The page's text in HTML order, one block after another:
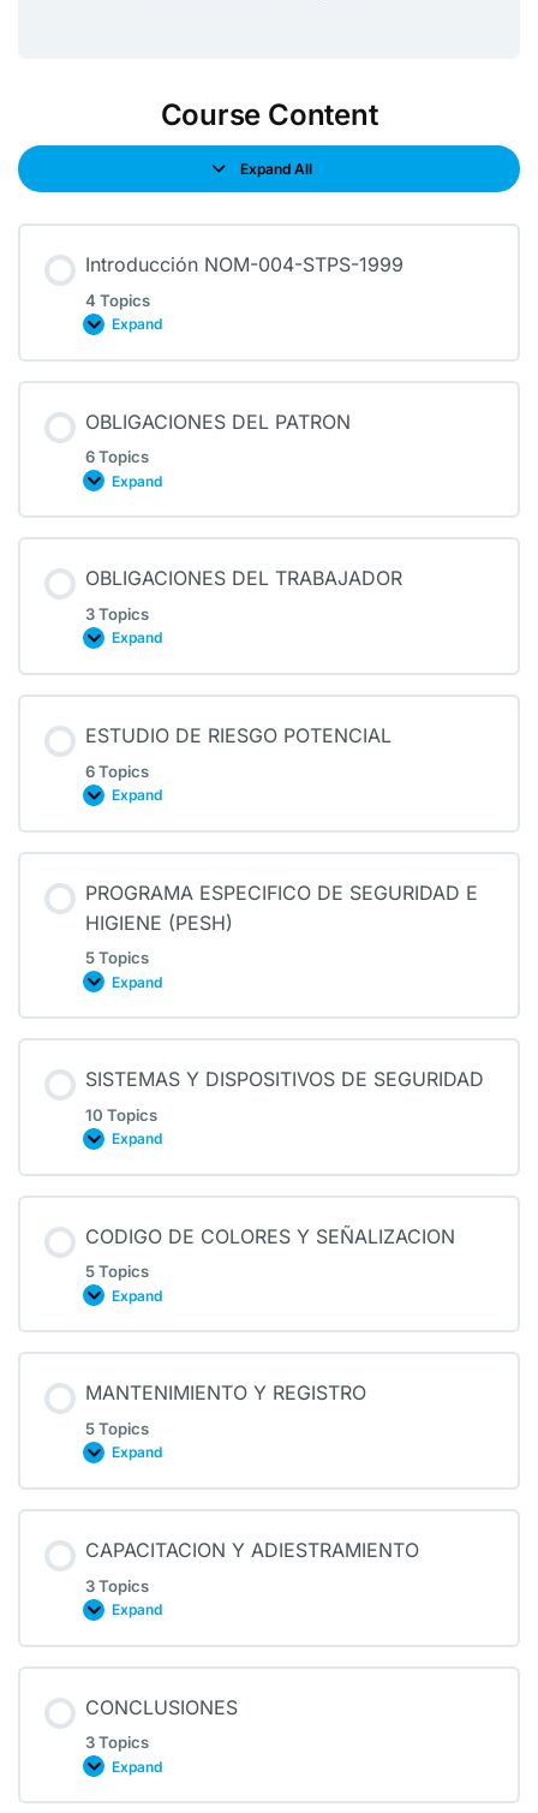
Course Content
Expand All
Introducción NOM-004-STPS-1999
4 Topics
Expand
OBLIGACIONES DEL PATRON
6 Topics
Expand
OBLIGACIONES DEL TRABAJADOR
3 Topics
Expand
ESTUDIO DE RIESGO POTENCIAL
6 Topics
Expand
PROGRAMA ESPECIFICO DE SEGURIDAD E
HIGIENE (PESH)
5 Topics
Expand
SISTEMAS Y DISPOSITIVOS DE SEGURIDAD
10 Topics
Expand
CODIGO DE COLORES Y SEÑALIZACION
5 Topics
Expand
MANTENIMIENTO Y REGISTRO
5 Topics
Expand
CAPACITACION Y ADIESTRAMIENTO
3 Topics
Expand
CONCLUSIONES
3 Topics
Expand